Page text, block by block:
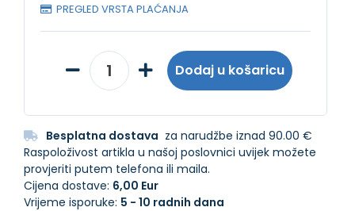
PREGLED VRSTA PLAĆANJA
Dodaj u košaricu
Besplatna dostava za narudžbe iznad 90.00 €
Raspoloživost artikla u našoj poslovnici uvijek možete
provjeriti putem telefona ili maila.
Cijena dostave: 6,00 Eur
Vrijeme isporuke: 5 - 10 radnih dana